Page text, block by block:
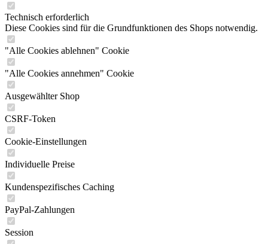
Technisch erforderlich
Diese Cookies sind für die Grundfunktionen des Shops notwendig.
"Alle Cookies ablehnen" Cookie
"Alle Cookies annehmen" Cookie
Ausgewählter Shop
CSRF-Token
Cookie-Einstellungen
Individuelle Preise
Kundenspezifisches Caching
PayPal-Zahlungen
Session